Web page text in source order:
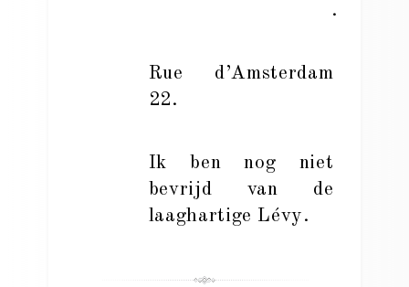
.
Rue d’Amsterdam
22.
Ik ben nog niet
bevrijd van de
laaghartige Lévy.